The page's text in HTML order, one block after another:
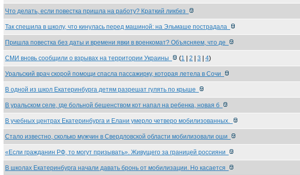
Что делать, если повестка пришла на работу? Краткий ликбез
Так спешила в школу, что кинулась перед машиной: на Эльмаше пострадала
Пришла повестка без даты и времени явки в военкомат? Объясняем, что де
СМИ вновь сообщили о взрывах на территории Украины (1 2 3 4)
Уральский врач скорой помощи спасла пассажирку, которая летела в Сочи
В одной из школ Екатеринбурга детям разрешат гулять по крыше
В уральском селе, где больной бешенством кот напал на ребенка, новая б
В учебных центрах Екатеринбурга и Елани умерло четверо мобилизованных.
Стало известно, сколько мужчин в Свердловской области мобилизовали оши
«Если гражданин РФ, то могут призывать». Живущего за границей россияни
В школах Екатеринбурга начали давать бронь от мобилизации. Но касается